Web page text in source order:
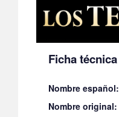
Ficha técnica
Nombre español:
Nombre original: